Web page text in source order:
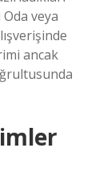
veya
ancak